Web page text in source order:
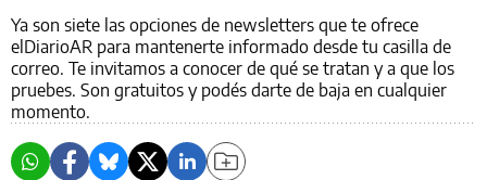
Ya son siete las opciones de newsletters que te ofrece
elDiarioAR para mantenerte informado desde tu casilla de
correo. Te invitamos a conocer de qué se tratan y a que los
pruebes. Son gratuitos y podés darte de baja en cualquier
momento.